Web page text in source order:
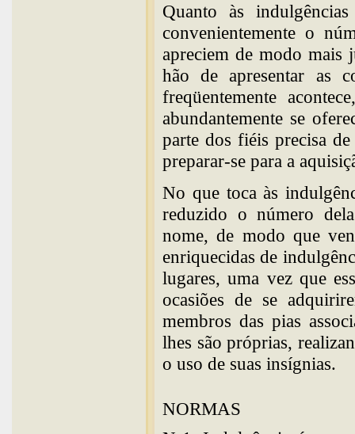
Quanto às
convenientemente o
apreciem de modo mais
hão de apresentar as
freqüentemente
abundantemente se
parte dos fiéis precisa
preparar-se para a
No que toca às
reduzido o número
nome, de modo que
enriquecidas de
lugares, uma vez que
ocasiões de se
membros das pias
lhes são próprias,
o uso de suas insígnias.
NORMAS